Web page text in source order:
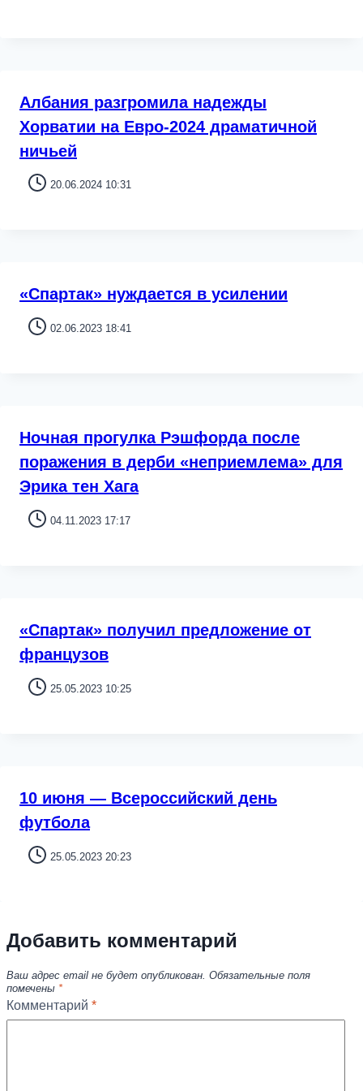
Албания разгромила надежды
Хорватии на Евро-2024 драматичной
ничьей
20.06.2024 10:31
«Спартак» нуждается в усилении
02.06.2023 18:41
Ночная прогулка Рэшфорда после
поражения в дерби «неприемлема» для
Эрика тен Хага
04.11.2023 17:17
«Спартак» получил предложение от
французов
25.05.2023 10:25
10 июня — Всероссийский день
футбола
25.05.2023 20:23
Добавить комментарий
Ваш адрес email не будет опубликован. Обязательные поля
помечены *
Комментарий *